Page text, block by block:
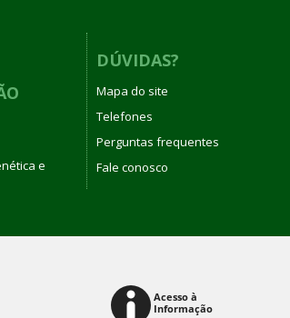
e
DÚVIDAS?
Mapa do site
Telefones
Perguntas frequentes
Fale conosco